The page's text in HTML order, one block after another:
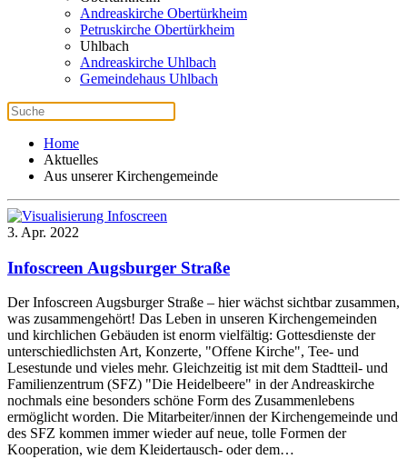
Andreaskirche Obertürkheim
Petruskirche Obertürkheim
Uhlbach
Andreaskirche Uhlbach
Gemeindehaus Uhlbach
Home
Aktuelles
Aus unserer Kirchengemeinde
3. Apr. 2022
Infoscreen Augsburger Straße
Der Infoscreen Augsburger Straße – hier wächst sichtbar zusammen,
was zusammengehört! Das Leben in unseren Kirchengemeinden
und kirchlichen Gebäuden ist enorm vielfältig: Gottesdienste der
unterschiedlichsten Art, Konzerte, "Offene Kirche", Tee- und
Lesestunde und vieles mehr. Gleichzeitig ist mit dem Stadtteil- und
Familienzentrum (SFZ) "Die Heidelbeere" in der Andreaskirche
nochmals eine besonders schöne Form des Zusammenlebens
ermöglicht worden. Die Mitarbeiter/innen der Kirchengemeinde und
des SFZ kommen immer wieder auf neue, tolle Formen der
Kooperation, wie dem Kleidertausch- oder dem…